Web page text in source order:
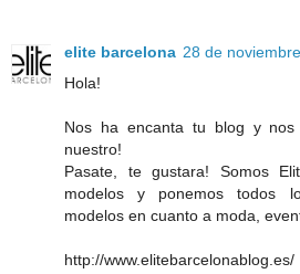
elite barcelona 28 de
Hola!
Nos ha encanta tu blog y nos
nuestro!
Pasate, te gustara! Somos
modelos y ponemos todos
modelos en cuanto a moda,
http://www.elitebarcelonablog.es/